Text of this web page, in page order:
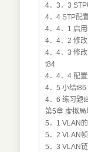
4．3．3
4．4 STP配
4．4．1 启
4．4．2 修
4．4．3 修
t84
4．4．4 配
4．5 小结t86
4．6 练习题
第5章 虚拟
5．1 VLAN
5．2 VLAN
5．3 VLAN